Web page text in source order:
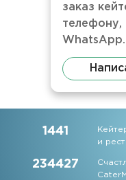
заказ
WhatsApp.
1441
и
234427